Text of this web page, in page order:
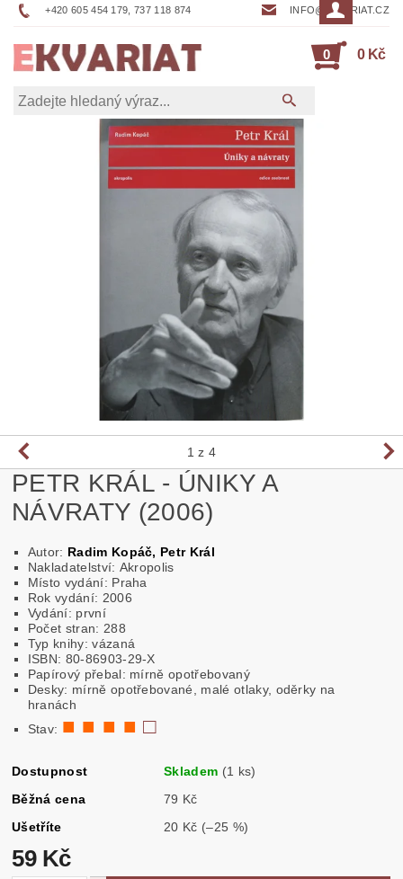
+420 605 454 179, 737 118 874 INFO@EKVARIAT.CZ
0 0 Kč
1 z 4
PETR KRÁL - ÚNIKY A
NÁVRATY (2006)
Autor: Radim Kopáč, Petr Král
Nakladatelství: Akropolis
Místo vydání: Praha
Rok vydání: 2006
Vydání: první
Počet stran: 288
Typ knihy: vázaná
ISBN: 80-86903-29-X
Papírový přebal: mírně opotřebovaný
Desky: mírně opotřebované, malé otlaky, oděrky na
hranách
Stav: ■ ■ ■ ■ □
Dostupnost Skladem (1 ks)
Běžná cena
79 Kč
Ušetříte
20 Kč (–25 %)
59 Kč